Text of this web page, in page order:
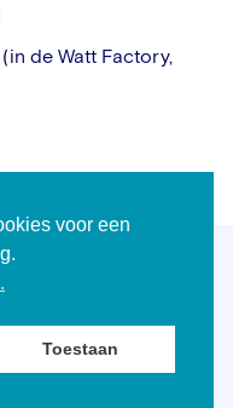
de Watt Factory,
–
–Website
voor een
Toestaan